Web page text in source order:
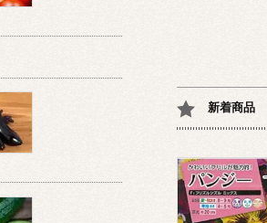
新着商品